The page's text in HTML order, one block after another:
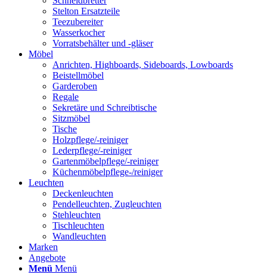
Stelton Ersatzteile
Teezubereiter
Wasserkocher
Vorratsbehälter und -gläser
Möbel
Anrichten, Highboards, Sideboards, Lowboards
Beistellmöbel
Garderoben
Regale
Sekretäre und Schreibtische
Sitzmöbel
Tische
Holzpflege/-reiniger
Lederpflege/-reiniger
Gartenmöbelpflege/-reiniger
Küchenmöbelpflege-/reiniger
Leuchten
Deckenleuchten
Pendelleuchten, Zugleuchten
Stehleuchten
Tischleuchten
Wandleuchten
Marken
Angebote
Menü Menü